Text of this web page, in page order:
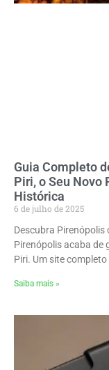
Guia Completo
Piri, o Seu Novo
Histórica
6 de julho de 2025
Descubra Pirenópolis
Pirenópolis acaba de
Piri. Um site completo
Saiba mais »